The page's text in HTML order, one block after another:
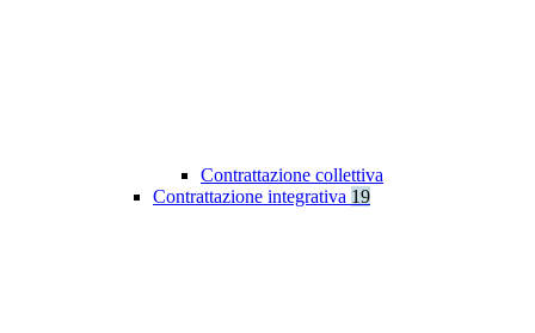
Contrattazione collettiva
Contrattazione integrativa 19